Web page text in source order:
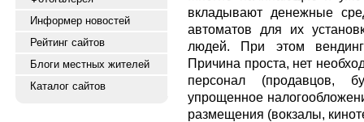
Информер новостей
Рейтинг сайтов
Блоги местных жителей
Каталог сайтов
вкладывают денежные
автоматов для их
людей. При этом
Причина проста, нет
персонал (продавцов,
упрощенное
размещения (вокзалы,